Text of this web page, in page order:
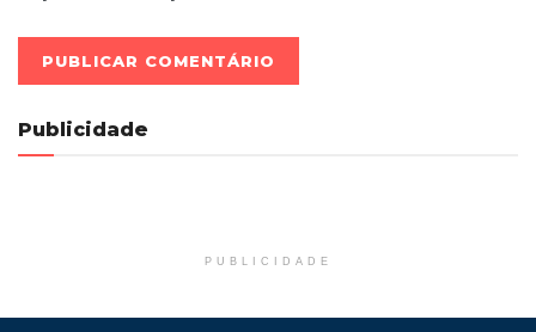
Publicidade
PUBLICIDADE